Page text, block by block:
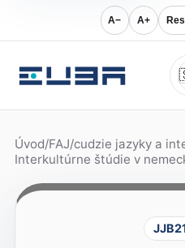
A− A+
Úvod/FAJ/cudzie jazyky a
Interkultúrne štúdie v